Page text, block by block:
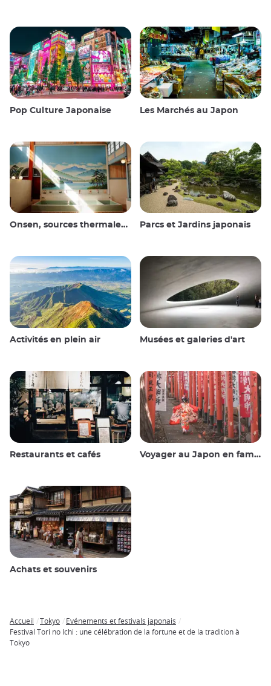
Pop Culture Japonaise Les Marchés au Japon
Onsen, sources thermales et bains publics Parcs et Jardins japonais
Activités en plein air Musées et galeries d'art
Restaurants et cafés Voyager au Japon en famille
Achats et souvenirs
Breadcrumb
Accueil Tokyo
Evénements et festivals japonais
Festival Tori no Ichi : une célébration de la fortune et de la tradition à
Tokyo